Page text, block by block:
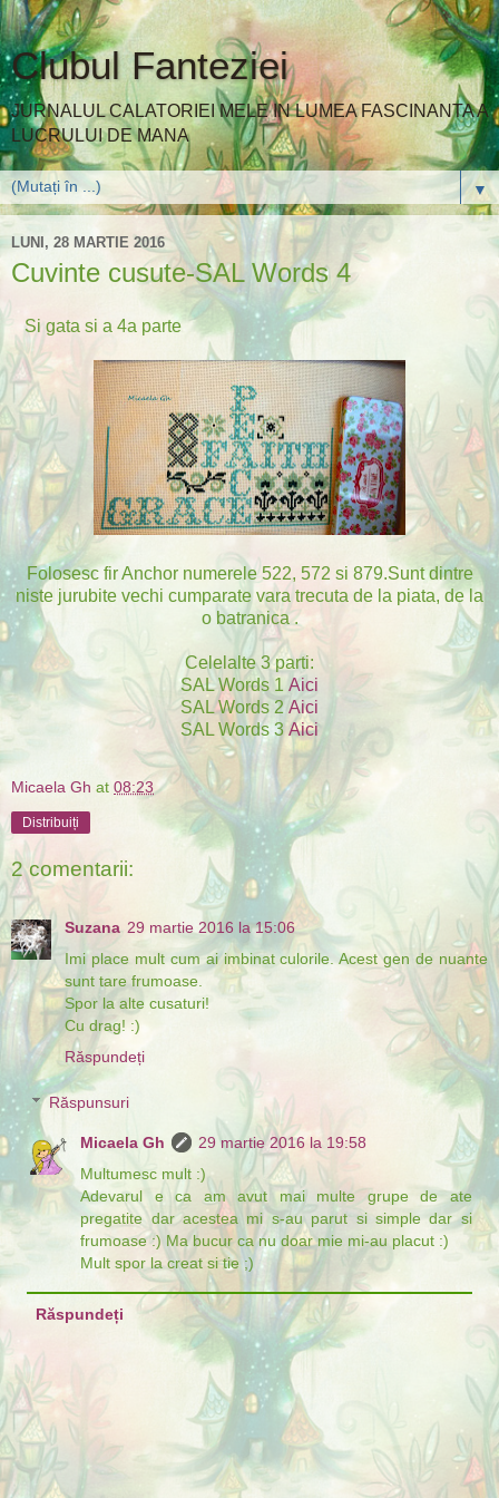
Clubul Fanteziei
JURNALUL CALATORIEI MELE IN LUMEA FASCINANTA A
LUCRULUI DE MANA
▼
LUNI, 28 MARTIE 2016
Cuvinte cusute-SAL Words 4
Si gata si a 4a parte
Folosesc fir Anchor numerele 522, 572 si 879.Sunt dintre
niste jurubite vechi cumparate vara trecuta de la piata, de la
o batranica .
Celelalte 3 parti:
SAL Words 1 Aici
SAL Words 2 Aici
SAL Words 3 Aici
Micaela Gh at 08:23
Distribuiți
2 comentarii:
Suzana 29 martie 2016 la 15:06
Imi place mult cum ai imbinat culorile. Acest gen de nuante
sunt tare frumoase.
Spor la alte cusaturi!
Cu drag! :)
Răspundeți
Răspunsuri
Micaela Gh
29 martie 2016 la 19:58
Multumesc mult :)
Adevarul e ca am avut mai multe grupe de ate
pregatite dar acestea mi s-au parut si simple dar si
frumoase :) Ma bucur ca nu doar mie mi-au placut :)
Mult spor la creat si tie ;)
Răspundeți